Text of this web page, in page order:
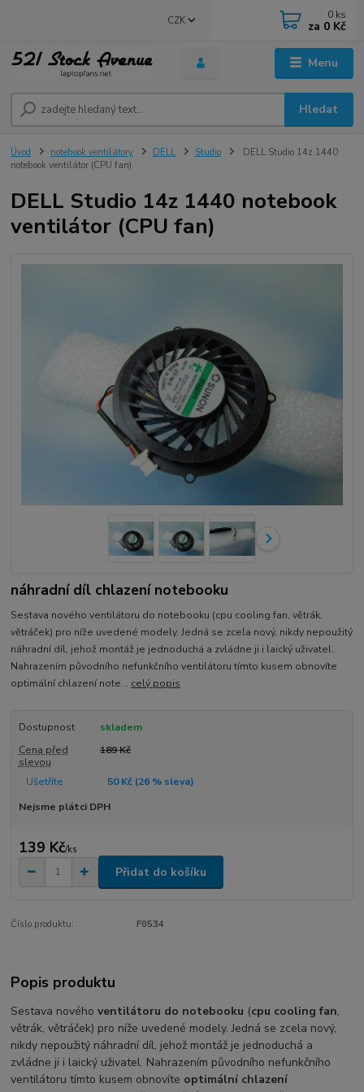
Menu
CZK
Hledat
0 ks
za 0 Kč
Úvod notebook ventilátory DELL Studio
DELL Studio 14z 1440
notebook ventilátor (CPU fan)
DELL Studio 14z 1440 notebook
ventilátor (CPU fan)
náhradní díl chlazení notebooku
Sestava nového ventilátoru do notebooku (cpu cooling fan, větrák,
větráček) pro níže uvedené modely. Jedná se zcela nový, nikdy nepoužitý
náhradní díl, jehož montáž je jednoduchá a zvládne ji i laický uživatel.
Nahrazením původního nefunkčního ventilátoru tímto kusem obnovíte
optimální chlazení note... celý popis
Dostupnost
skladem
Cena před
slevou
189 Kč
Ušetříte 50 Kč (26% sleva)
Nejsme plátci DPH
139 Kč/ks
Přidat do košíku
Číslo produktu: F0534
Popis produktu
Sestava novéhoventilátoru do notebooku (cpu cooling fan,
větrák, větráček) pro níže uvedené modely. Jedná se zcela nový,
nikdy nepoužitý náhradní díl, jehož montáž je jednoduchá a
zvládne ji i laický uživatel. Nahrazením původního nefunkčního
ventilátoru tímto kusem obnovíte optimální chlazení